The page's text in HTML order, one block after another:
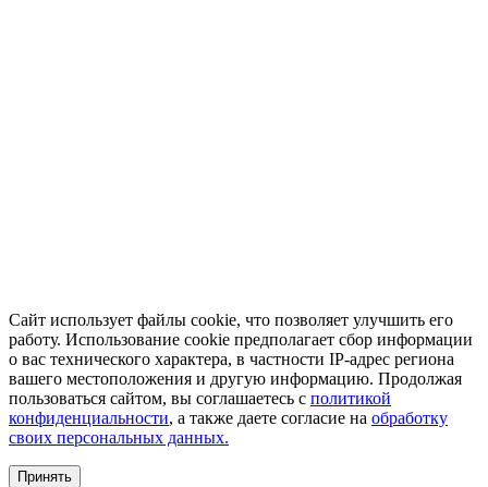
Сайт использует файлы cookie, что позволяет улучшить его
работу. Использование cookie предполагает сбор информации
о вас технического характера, в частности IP-адрес региона
вашего местоположения и другую информацию. Продолжая
пользоваться сайтом, вы соглашаетесь с политикой
конфиденциальности, а также даете согласие на обработку
своих персональных данных.
Принять